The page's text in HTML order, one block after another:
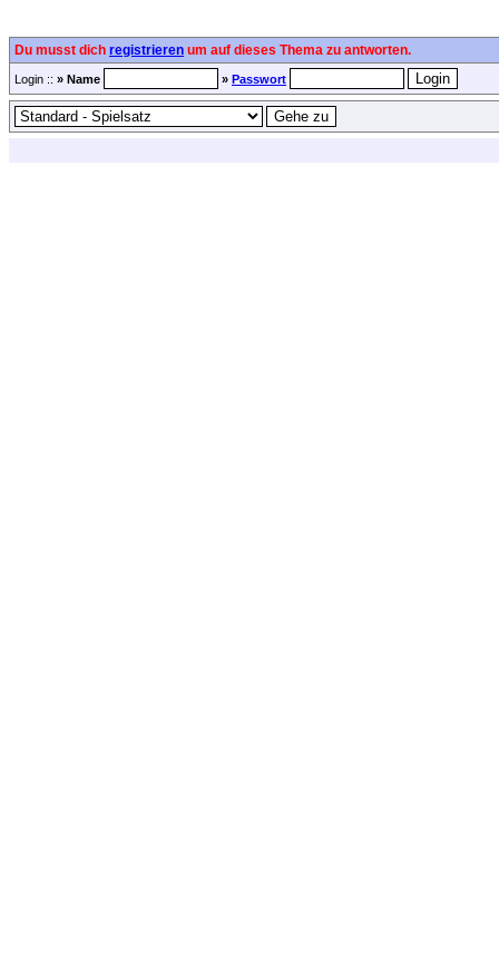
Du musst dich registrieren um auf dieses Thema zu antworten.
Login :: » Name » Passwort